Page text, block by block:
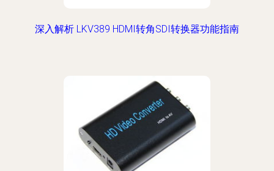
深入解析 LKV389 HDMI转角SDI转换器功能指南